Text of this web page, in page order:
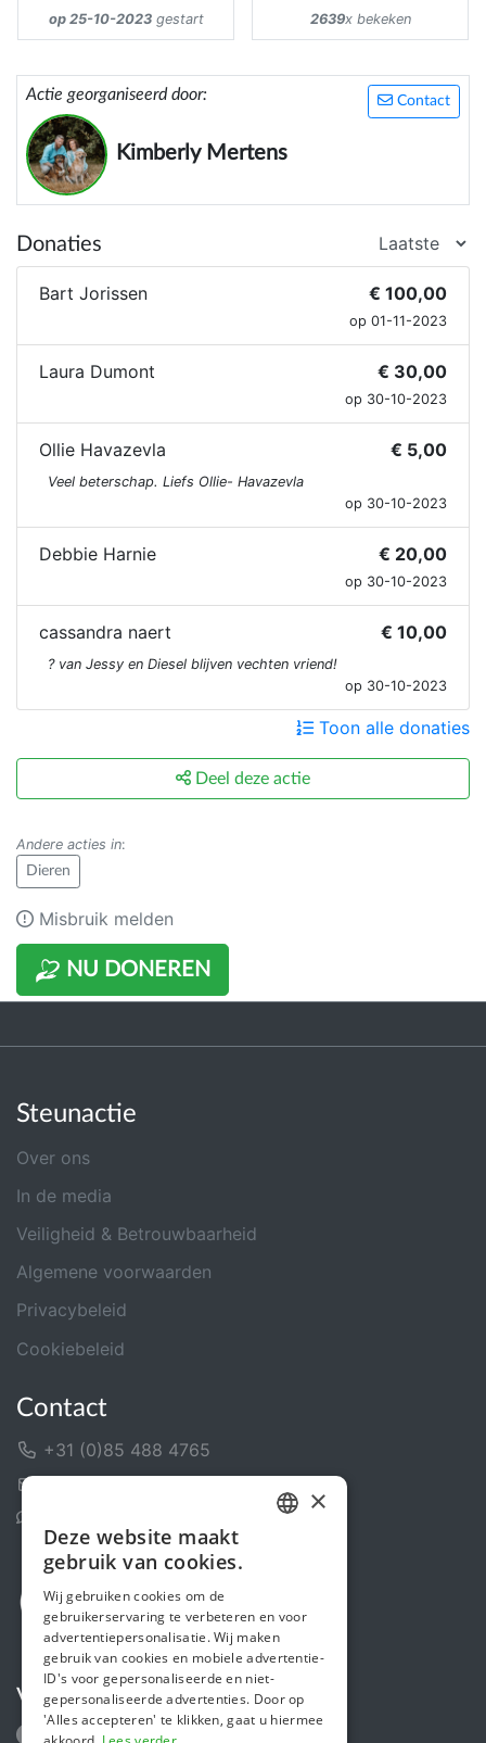
op 25-10-2023gestart 2639x bekeken
Contact
Actie georganiseerd door:
Kimberly Mertens
NU DONEREN
Donaties
Bart Jorissen € 100,00
op 01-11-2023
Laura Dumont € 30,00
op 30-10-2023
Ollie Havazevla € 5,00
Veel beterschap. Liefs Ollie- Havazevla
op 30-10-2023
Debbie Harnie € 20,00
op 30-10-2023
cassandra naert € 10,00
? van Jessy en Diesel blijven vechten vriend!
op 30-10-2023
Toon alle donaties
Deel deze actie
Andere acties in:
Dieren
Misbruik melden
Steunactie
Over ons
In de media
Veiligheid & Betrouwbaarheid
Algemene voorwaarden
Privacybeleid
Cookiebeleid
Contact
+31 (0)85 488 4765
Volg ons
ENGLISH
×
Deze website maakt
gebruik van cookies.
Wij gebruiken cookies om de
gebruikerservaring te verbeteren en voor
advertentiepersonalisatie. Wij maken
gebruik van cookies en mobiele advertentie-
ID's voor gepersonaliseerde en niet-
gepersonaliseerde advertenties. Door op
'Alles accepteren' te klikken, gaat u hiermee